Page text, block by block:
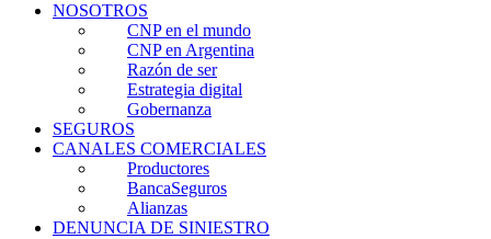
NOSOTROS
CNP en el mundo
CNP en Argentina
Razón de ser
Estrategia digital
Gobernanza
SEGUROS
CANALES COMERCIALES
Productores
BancaSeguros
Alianzas
DENUNCIA DE SINIESTRO